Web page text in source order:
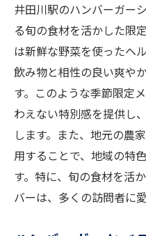
訪れるたびに変
思い出に残る井田
を楽しむ旅
家族で過ごす特
友人とシェアす
旅の思い出を彩
記念日に選びた
大切な人と訪
井田川駅での味
井田川駅のハンバーガー
る旬の食材を活かした限
は新鮮な野菜を使ったヘ
飲み物と相性の良い爽や
す。このような季節限定
わえない特別感を提供し
します。また、地元の農
用することで、地域の特
す。特に、旬の食材を活
バーは、多くの訪問者に